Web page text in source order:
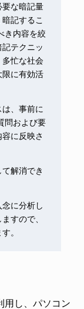
要な暗記量
記するこ
き内容を絞
テクニッ
多忙な社会
限に有効活
、事前に
問および要
に反映さ
解消でき
に分析し
すので、
。
用し、パソコン